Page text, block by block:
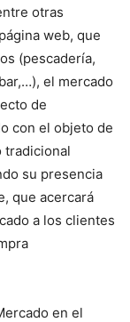
otras
web, que
(pescadería,
el mercado
de
con el objeto de
tradicional
su presencia
que acercará
a los clientes
en el